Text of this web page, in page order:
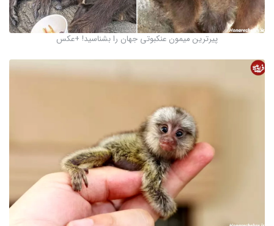
پیرترین میمون عنکبوتی جهان را بشناسید! +عکس